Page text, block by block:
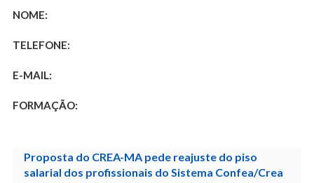
NOME:
TELEFONE:
E-MAIL:
FORMAÇÃO:
Proposta do CREA-MA pede reajuste do piso
salarial dos profissionais do Sistema Confea/Crea